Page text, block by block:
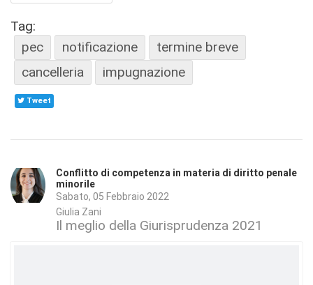
Tag:
pec
notificazione
termine breve
cancelleria
impugnazione
Tweet
Conflitto di competenza in materia di diritto penale
minorile
Sabato, 05 Febbraio 2022
Giulia Zani
Il meglio della Giurisprudenza 2021